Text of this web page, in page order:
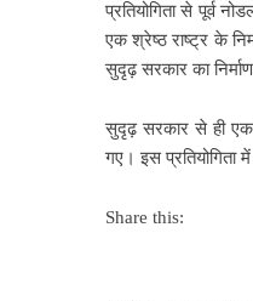
प्रतियोगिता से पूर्व
एक श्रेष्ठ राष्ट्र के
सुदृढ़ सरकार का
सुदृढ़ सरकार से ही एक
गए। इस प्रतियोगिता
Share this: